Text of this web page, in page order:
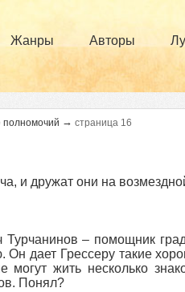
Жанры Авторы
→ страница 16
и дружат они на
– помощник
Он дает Грессеру такие
жить несколько
Понял?